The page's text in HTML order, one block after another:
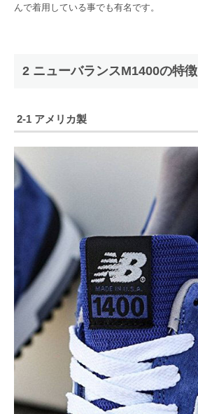
んで着用している事でも有名です。
2 ニューバランスM1400の特徴
2-1 アメリカ製